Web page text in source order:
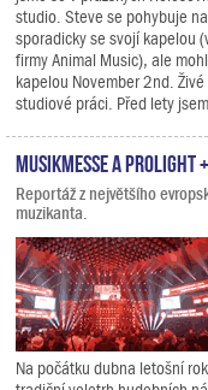
studio. Steve se pohybuje
sporadicky se svojí kapelou
firmy Animal Music), ale
kapelou November 2nd.
studiové práci. Před lety
Musikmesse a Prolight
Reportáž z největšího
muzikanta.
Na počátku dubna letošní